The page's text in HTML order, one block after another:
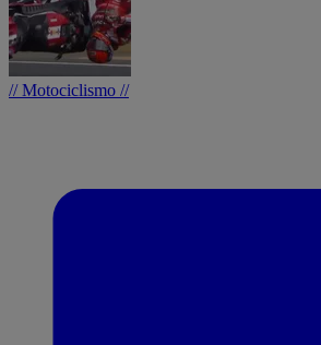
// Motociclismo //